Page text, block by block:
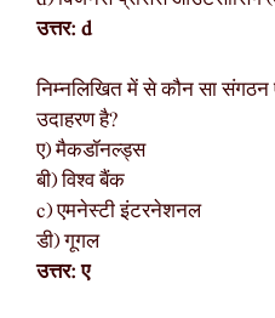
उत्तर: d
निम्नलिखित में से कौन सा संगठन
उदाहरण है?
ए) मैकडॉनल्ड्स
बी) विश्व बैंक
c) एमनेस्टी इंटरनेशनल
डी) गूगल
उत्तर: ए